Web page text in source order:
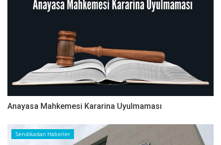
Anayasa Mahkemesi Kararina Uyulmaması
Sendikadan Haberler